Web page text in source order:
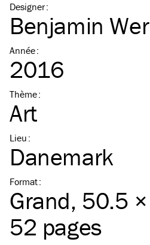
Designer:
Benjamin
Année:
2016
Thème:
Art
Lieu :
Danemark
Format:
Grand, 50.5
52 pages